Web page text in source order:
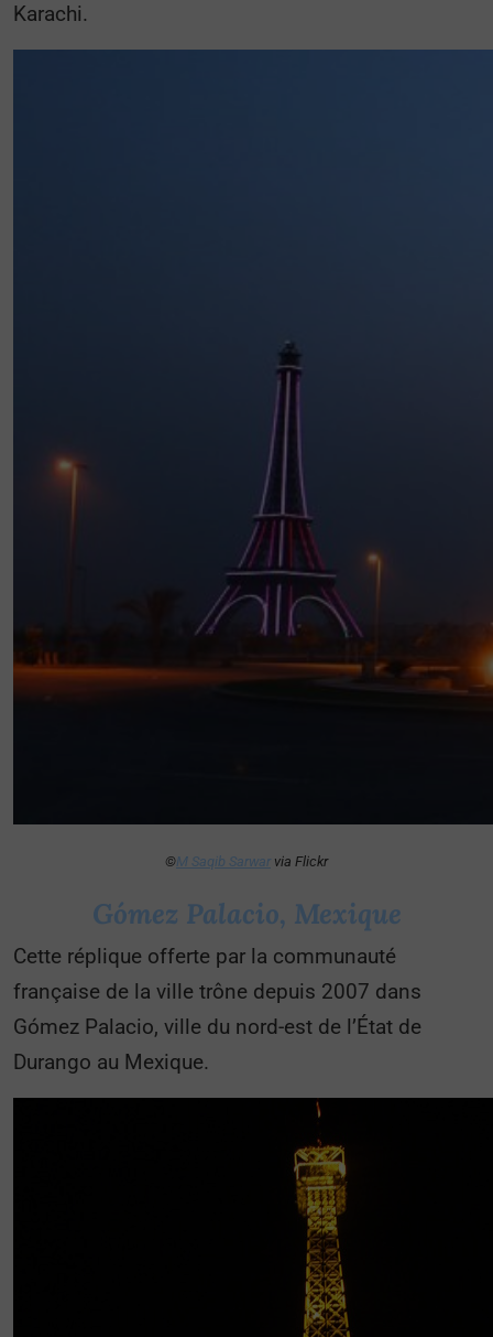
Karachi.
©M Saqib Sarwar via Flickr
Gómez Palacio, Mexique
Cette réplique offerte par la communauté
française de la ville trône depuis 2007 dans
Gómez Palacio, ville du nord-est de l’État de
Durango au Mexique.